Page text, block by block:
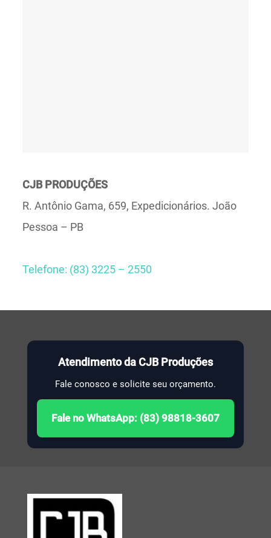
CJB PRODUÇÕES
R. Antônio Gama, 659, Expedicionários. João
Pessoa – PB
Telefone: (83) 3225 – 2550
Atendimento da CJB Produções
Fale conosco e solicite seu orçamento.
Fale no WhatsApp: (83) 98818-3607